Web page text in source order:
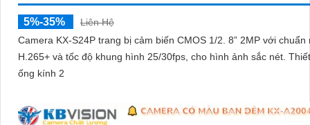
5%-35%
Liên Hệ
Camera KX-S24P trang bị cảm biến CMOS 1/2. 8” 2MP với chuẩn
H.265+ và tốc độ khung hình 25/30fps, cho hình ảnh sắc nét. Thiết bị có
ống kính 2